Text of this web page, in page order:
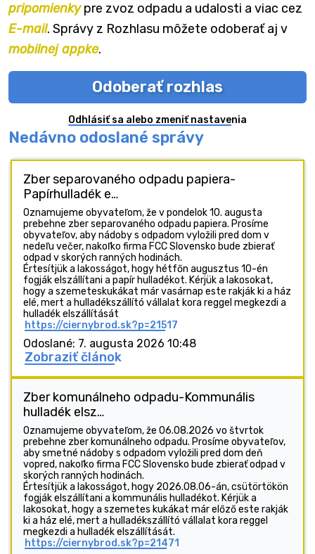
pripomienkypre zvoz odpadu a udalosti a viac cez
E-mail. Správy z Rozhlasu môžete odoberať aj v
mobilnej appke.
Odoberať rozhlas
Odhlásiť sa alebo zmeniť nastavenia
Nedávno odoslané správy
Zber separovaného odpadu papiera-
Papírhulladék e…
Oznamujeme obyvateľom, že v pondelok 10. augusta
prebehne zber separovaného odpadu papiera. Prosíme
obyvateľov, aby nádoby s odpadom vyložili pred dom v
nedeľu večer, nakoľko firma FCC Slovensko bude zbierať
odpad v skorých ranných hodinách.
Értesítjük a lakosságot, hogy hétfőn augusztus 10-én
fogják elszállítani a papír hulladékot. Kérjük a lakosokat,
hogy a szemeteskukákat már vasárnap este rakják ki a ház
elé, mert a hulladékszállító vállalat kora reggel megkezdi a
hulladék elszállítását
https://ciernybrod.sk?p=21517
Odoslané: 7. augusta 2026 10:48
Zobraziť článok
Zber komunálneho odpadu-Kommunális
hulladék elsz…
Oznamujeme obyvateľom, že 06.08.2026 vo štvrtok
prebehne zber komunálneho odpadu. Prosíme obyvateľov,
aby smetné nádoby s odpadom vyložili pred dom deň
vopred, nakoľko firma FCC Slovensko bude zbierať odpad v
skorých ranných hodinách.
Értesítjük a lakosságot, hogy 2026.08.06-án, csütörtökön
fogják elszállítani a kommunális hulladékot. Kérjük a
lakosokat, hogy a szemetes kukákat már előző este rakják
ki a ház elé, mert a hulladékszállító vállalat kora reggel
megkezdi a hulladék elszállítását.
https://ciernybrod.sk?p=21471